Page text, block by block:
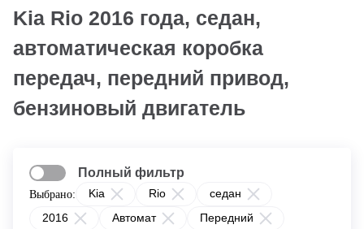
Kia Rio 2016 года, седан,
автоматическая коробка
передач, передний привод,
бензиновый двигатель
Выбрано: Kia Rio
седан
2016
Автомат
Передний
Полный фильтр